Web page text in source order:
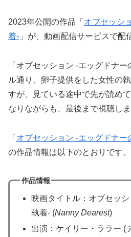
2023年公開の作品「 オブセッシ
着- 」が、動画配信サービスで配
「オブセッション -エッグドナ
ル通り、卵子提供をした女性の
すが、見ている途中で先が読め
なりながらも、最後まで視聴しま
「 オブセッション -エッグドナー
の作品情報は以下のとおりです。
作品情報
映画タイトル：オブセッ
執着- (Nanny Dearest)
出演：ケイリー・ララー (